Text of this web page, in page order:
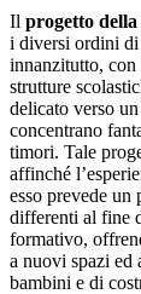
Il progetto
i diversi ordini di
innanzitutto, con
strutture
delicato verso
concentrano
timori. Tale
affinché
esso prevede
differenti al fine
formativo,
a nuovi spazi ed
bambini e di